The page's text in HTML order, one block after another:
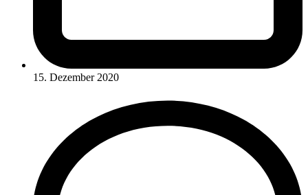
15. Dezember 2020